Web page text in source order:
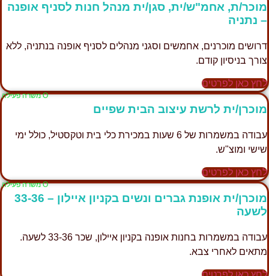
ת, אחמ"ש/ית, סגן/ית מנהל חנות לסניף אופנה
נתניה
מוכרנים, אחמשים וסגני מנהלים לסניף אופנה בנתניה, ללא
בניסיון קודם.
כאן לפרטים
Ο משרה פעילה
ית לרשת עיצוב הבית שפיים
עבודה במשמרות של 6 שעות במכירת כלי בית וטקסטיל, כולל ימי
ומוצ"ש.
כאן לפרטים
Ο משרה פעילה
מוכרן/ית אופנת גברים ונשים בקניון איילון – 33-36
עבודה במשמרות בחנות אופנה בקניון איילון, שכר 33-36 לשעה.
לאחרי צבא.